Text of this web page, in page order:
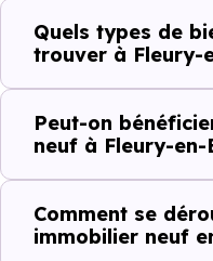
Côté cadre de vie,
commerces, 0
scolaires. Des
autant d'arguments
dans la commune.
Combien coûte
Bière (77930) ?
Quels types de
trouver à Fleury-
Peut-on
neuf à Fleury-en-
Comment se
immobilier neuf